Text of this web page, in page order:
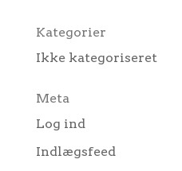
Kategorier
Ikke kategoriseret
Meta
Log ind
Indlægsfeed